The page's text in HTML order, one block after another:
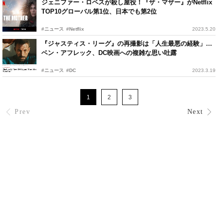
ジェニファー・ロペスが殺し屋役！『ザ・マザー』がNetflix
TOP10グローバル第1位、日本でも第2位
#ニュース #Netflix 2023.5.20
『ジャスティス・リーグ』の再撮影は「人生最悪の経験」…
ベン・アフレック、DC映画への複雑な思い吐露
#ニュース #DC 2023.3.19
Prev
1 2 3
Next